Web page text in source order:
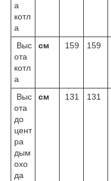
а
котл
а
Выс
ота
котл
а
см 159 159
Выс
ота
до
цент
ра
дым
охо
да
см 131 131